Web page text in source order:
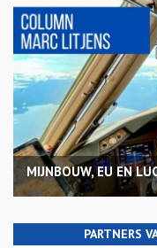
MIJNBOUW, EU EN
PARTNERS